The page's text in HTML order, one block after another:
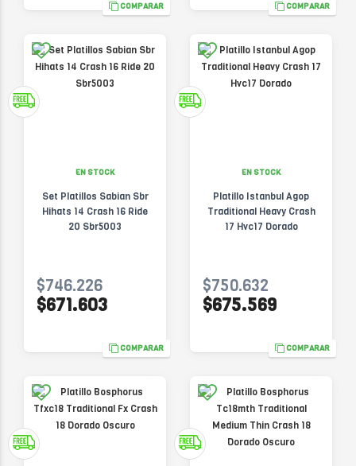
COMPARAR COMPARAR
EN STOCK
Set Platillos Sabian Sbr
Hihats 14 Crash 16 Ride
20 Sbr5003
$746.226
$671.603
COMPARAR
EN STOCK
Platillo Istanbul Agop
Traditional Heavy Crash
17 Hvc17 Dorado
$750.632
$675.569
COMPARAR